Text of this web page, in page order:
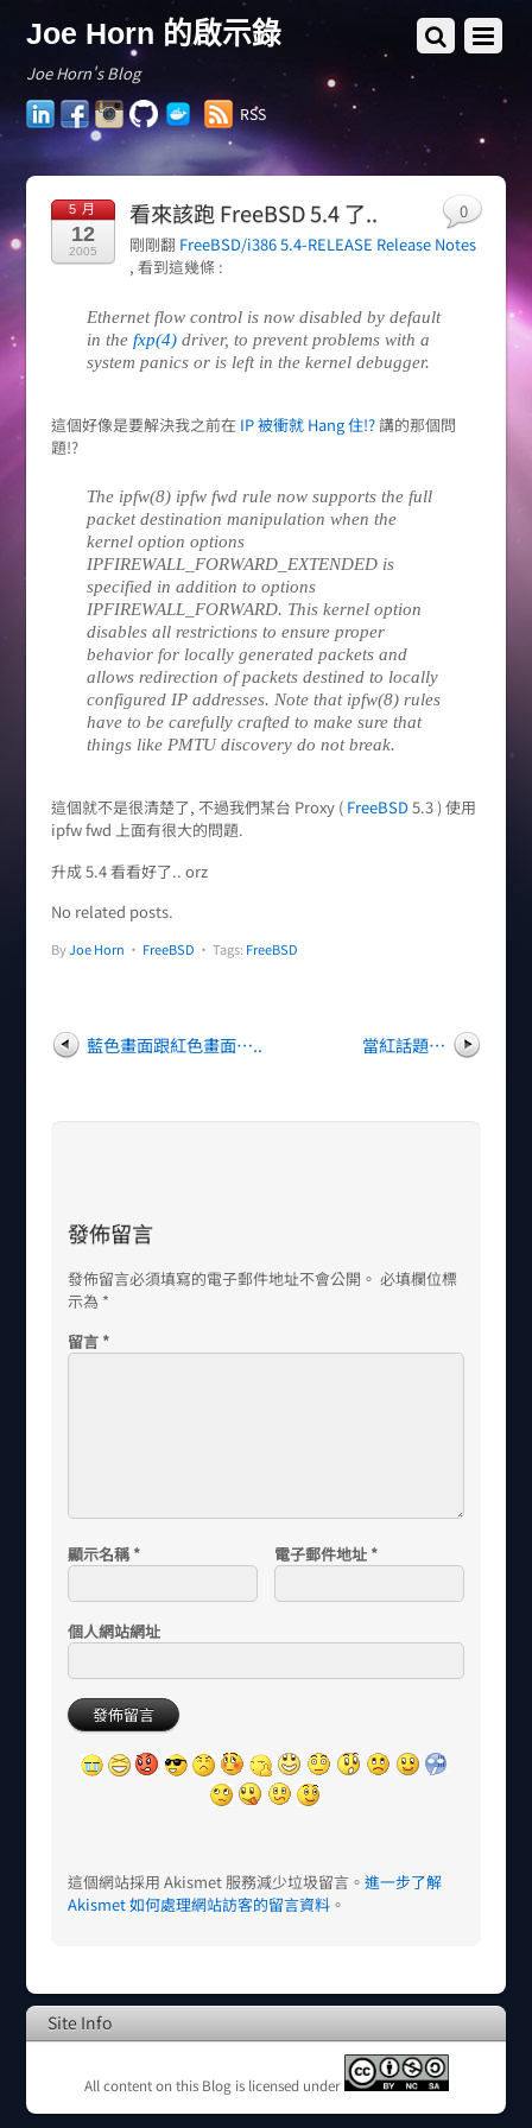
Joe Horn 的啟示錄
Joe Horn's Blog
LinkedInFacebookInstagram
GitHubDocker
Hub
RSS
5 月
12
2005
看來該跑 FreeBSD 5.4 了..
剛剛翻 FreeBSD/i386 5.4-RELEASE Release Notes
, 看到這幾條 :
Ethernet flow control is now disabled by default
in the fxp(4)driver, to prevent problems with a
system panics or is left in the kernel debugger.
這個好像是要解決我之前在 IP 被衝就 Hang 住!?講的那個問
題!?
The ipfw(8) ipfw fwd rule now supports the full
packet destination manipulation when the
kernel option options
IPFIREWALL_FORWARD_EXTENDED is
specified in addition to options
IPFIREWALL_FORWARD. This kernel option
disables all restrictions to ensure proper
behavior for locally generated packets and
allows redirection of packets destined to locally
configured IP addresses. Note that ipfw(8) rules
have to be carefully crafted to make sure that
things like PMTU discovery do not break.
這個就不是很清楚了, 不過我們某台 Proxy ( FreeBSD5.3 ) 使用
ipfw fwd 上面有很大的問題.
升成 5.4 看看好了.. orz
No related posts.
ByJoe Horn • FreeBSD
0
• Tags: FreeBSD
藍色畫面跟紅色畫面….. 當紅話題…
發佈留言
發佈留言必須填寫的電子郵件地址不會公開。 必填欄位標
示為 *
留言 *
顯示名稱 * 電子郵件地址 *
個人網站網址
這個網站採用 Akismet 服務減少垃圾留言。進一步了解
Akismet 如何處理網站訪客的留言資料 。
Site Info
All content on this Blog is licensed under